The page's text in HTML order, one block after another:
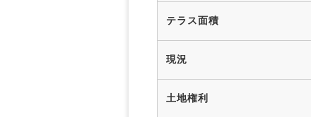
テラス面積
現況
土地権利